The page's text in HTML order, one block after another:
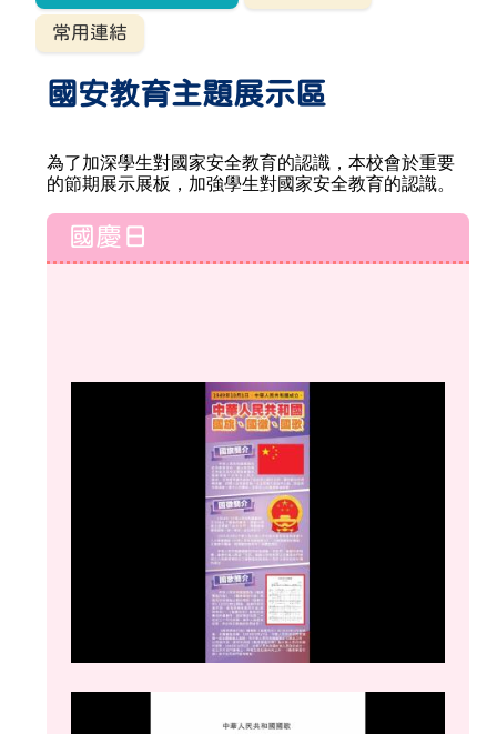
常用連結
國安教育主題展示區
為了加深學生對國家安全教育的認識，本校會於重要
的節期展示展板，加強學生對國家安全教育的認識。
國慶日